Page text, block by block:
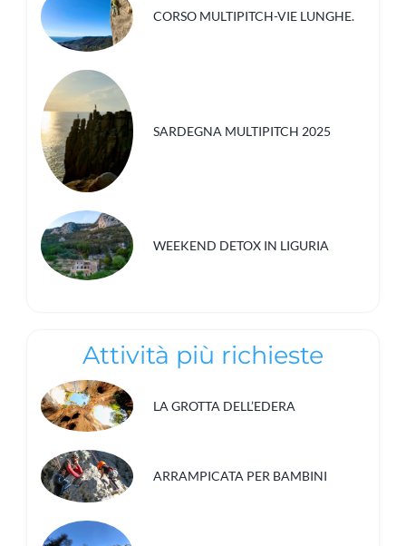
CORSO MULTIPITCH-VIE LUNGHE.
SARDEGNA MULTIPITCH 2025
WEEKEND DETOX IN LIGURIA
Attività più richieste
LA GROTTA DELL’EDERA
ARRAMPICATA PER BAMBINI